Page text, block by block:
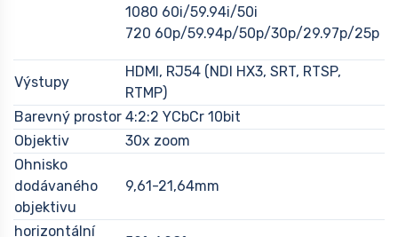
1080 60i/59.94i/50i
720 60p/59.94p/50p/30p/29.97p/25p
Výstupy
HDMI, RJ54 (NDI HX3, SRT, RTSP,
RTMP)
Barevný prostor 4:2:2 YCbCr 10bit
Objektiv
30x zoom
Ohnisko
dodávaného
objektivu
9,61-21,64mm
horizontální